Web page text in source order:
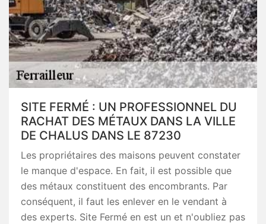
SITE FERMÉ : UN PROFESSIONNEL DU
RACHAT DES MÉTAUX DANS LA VILLE
DE CHALUS DANS LE 87230
Les propriétaires des maisons peuvent constater
le manque d'espace. En fait, il est possible que
des métaux constituent des encombrants. Par
conséquent, il faut les enlever en le vendant à
des experts. Site Fermé en est un et n'oubliez pas